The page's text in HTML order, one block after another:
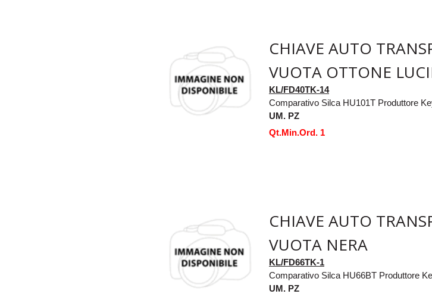
CHIAVE AUTO
VUOTA OTTONE
KL/FD40TK-14
Comparativo Silca HU101T Produttore
UM. PZ
Qt.Min.Ord. 1
CHIAVE AUTO
VUOTA NERA
KL/FD66TK-1
Comparativo Silca HU66BT Produttore
UM. PZ